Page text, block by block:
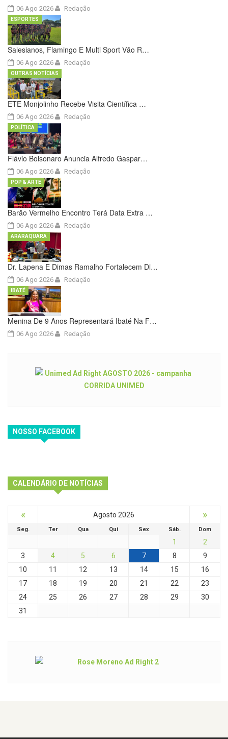
06 Ago 2026 Redação
Salesianos, Flamingo E Multi Sport Vão R…
06 Ago 2026
ESPORTES
Redação
ETE Monjolinho Recebe Visita Científica …
06 Ago 2026
OUTRAS NOTÍCIAS
Redação
Flávio Bolsonaro Anuncia Alfredo Gaspar…
06 Ago 2026
POLÍTICA
Redação
Barão Vermelho Encontro Terá Data Extra …
06 Ago 2026
POP & ARTE
Redação
Dr. Lapena E Dimas Ramalho Fortalecem Di…
06 Ago 2026
ARARAQUARA
Redação
Menina De 9 Anos Representará Ibaté Na F…
06 Ago 2026
IBATÉ
Redação
NOSSO FACEBOOK
CALENDÁRIO DE NOTÍCIAS
« Agosto 2026 »
Seg. Ter Qua Qui Sex Sáb. Dom
1
2
3
4 5 6 7 8
9
10
11 12 13 14 15
16
17
18 19 20 21 22
23
24
25 26 27 28 29
30
31